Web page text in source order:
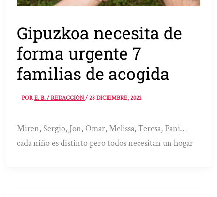
Gipuzkoa necesita de
forma urgente 7
familias de acogida
PORE. B. / REDACCIÓN/28 DICIEMBRE, 2022
Miren, Sergio, Jon, Omar, Melissa, Teresa, Fani…
cada niño es distinto pero todos necesitan un hogar